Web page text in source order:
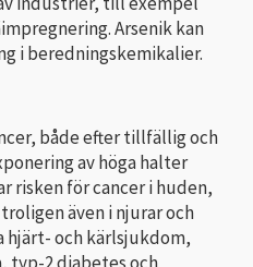
Arsenik kan
i beredningskemikalier.
både efter tillfällig och
av höga halter
risken för cancer i huden,
även i njurar och
hjärt- och kärlsjukdom,